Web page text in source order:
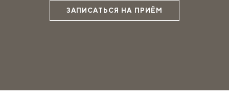
ЗАПИСАТЬСЯ НА ПРИЁМ